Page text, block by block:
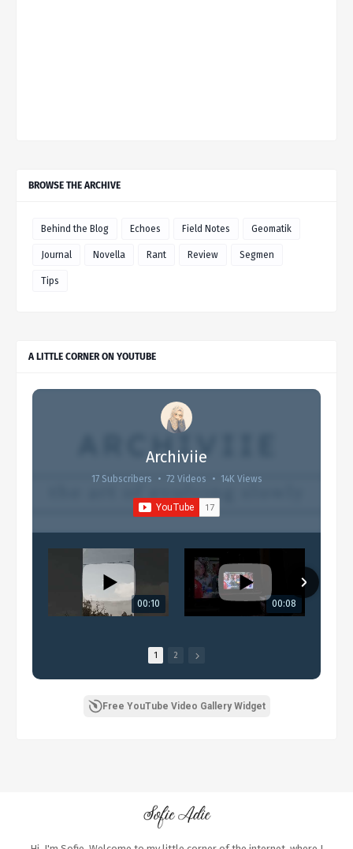
BROWSE THE ARCHIVE
Behind the Blog Echoes Field Notes Geomatik
Journal Novella Rant Review Segmen
Tips
A LITTLE CORNER ON YOUTUBE
Archiviie
17 Subscribers • 72 Videos • 14K Views
00:10 00:08
1 2
Free YouTube Video Gallery Widget